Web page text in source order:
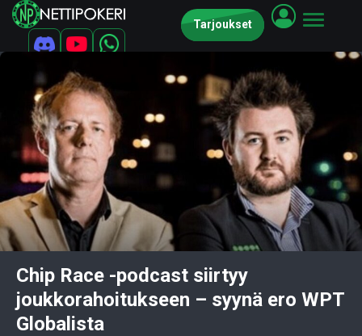
Tarjoukset
Chip Race -podcast siirtyy
joukkorahoitukseen – syynä ero WPT
Globalista